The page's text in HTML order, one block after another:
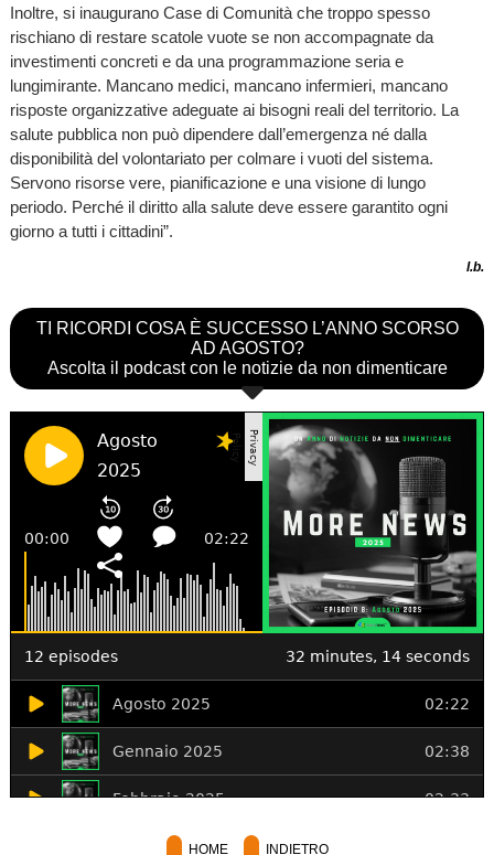
Inoltre, si inaugurano Case di Comunità che troppo spesso
rischiano di restare scatole vuote se non accompagnate da
investimenti concreti e da una programmazione seria e
lungimirante. Mancano medici, mancano infermieri, mancano
risposte organizzative adeguate ai bisogni reali del territorio. La
salute pubblica non può dipendere dall’emergenza né dalla
disponibilità del volontariato per colmare i vuoti del sistema.
Servono risorse vere, pianificazione e una visione di lungo
periodo. Perché il diritto alla salute deve essere garantito ogni
giorno a tutti i cittadini”.
l.b.
TI RICORDI COSA È SUCCESSO L’ANNO SCORSO
AD AGOSTO?
Ascolta il podcast con le notizie da non dimenticare
HOME INDIETRO